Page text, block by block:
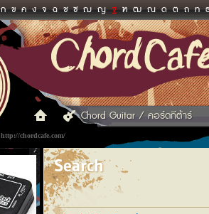
ก ข ค ง จ ฉ ช ซ ฌ ญ ฐ ฑ ฒ ณ ด ต ถ ท
http://chordcafe.com/
Chord Guitar / คอร์ดกีต้าร์
Search